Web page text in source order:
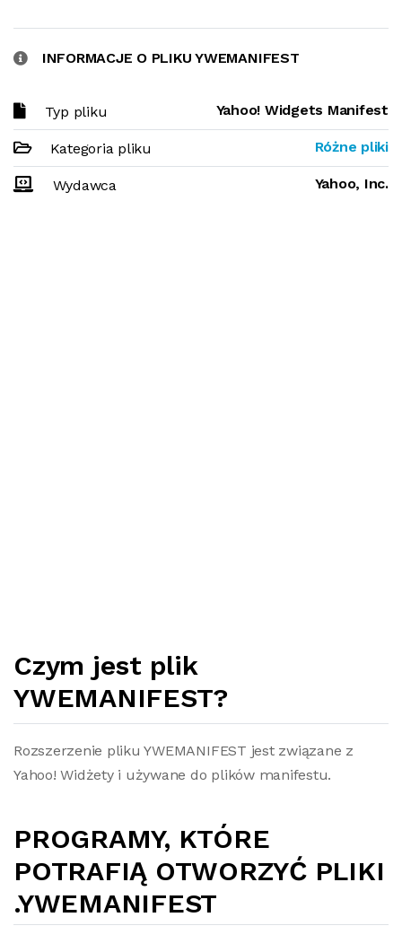
INFORMACJE O PLIKU YWEMANIFEST
Typ pliku Yahoo! Widgets Manifest
Kategoria pliku Różne pliki
Wydawca Yahoo, Inc.
Czym jest plik
YWEMANIFEST?
Rozszerzenie pliku YWEMANIFEST jest związane z
Yahoo! Widżety i używane do plików manifestu.
PROGRAMY, KTÓRE
POTRAFIĄ OTWORZYĆ PLIKI
.YWEMANIFEST